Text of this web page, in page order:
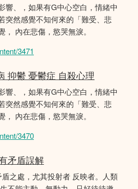
響、，如果有G中心空白，情緒中
突然感覺不知何來的「難受、悲
內在悲傷，慾哭無淚。
3471
抑鬱 憂鬱症 自殺心理
響、，如果有G中心空白，情緒中
突然感覺不知何來的「難受、悲
內在悲傷，慾哭無淚。
3470
矛盾誤解
之處，尤其投射者 反映者。人類